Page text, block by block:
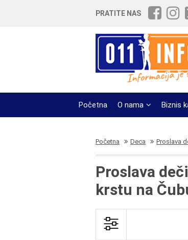
PRATITE NAS
Početna O nama Biznis
Početna Deca Proslava
Proslava
krstu na